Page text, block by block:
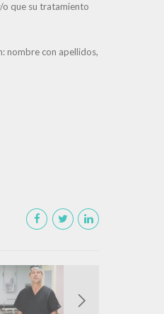
o que su tratamiento
nombre con apellidos,